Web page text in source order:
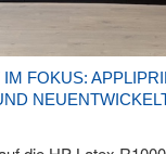
FOKUS: